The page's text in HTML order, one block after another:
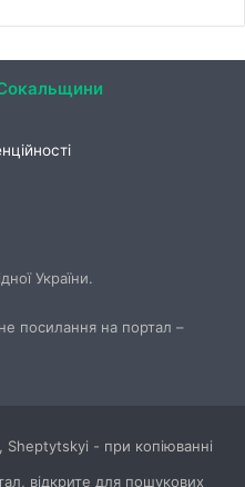
України.
посилання на портал –
- при копіюванні
відкрите для пошукових